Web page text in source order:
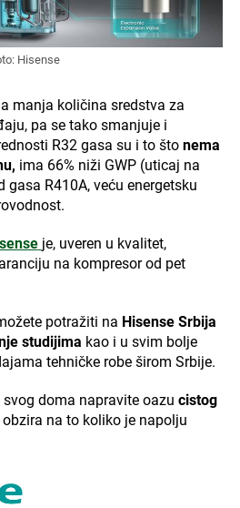
Hisense
manja količina sredstva za
pa se tako smanjuje i
R32 gasa su i to što nema
ima 66% niži GWP (uticaj na
R410A, veću energetsku
je, uveren u kvalitet,
na kompresor od pet
potražiti na Hisense Srbija
studijima kao i u svim bolje
tehničke robe širom Srbije.
doma napravite oazu cistog
obzira na to koliko je napolju